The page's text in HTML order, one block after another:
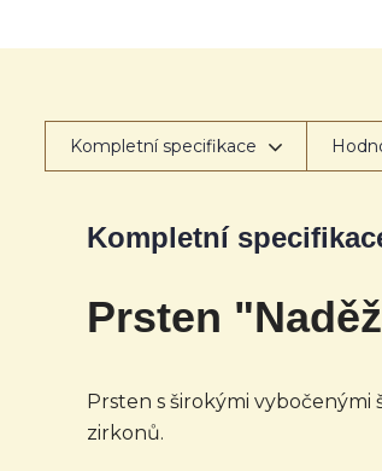
Kompletní specifikace
Kompletní
Prsten
Prsten s širokými vybočenými
zirkonů.